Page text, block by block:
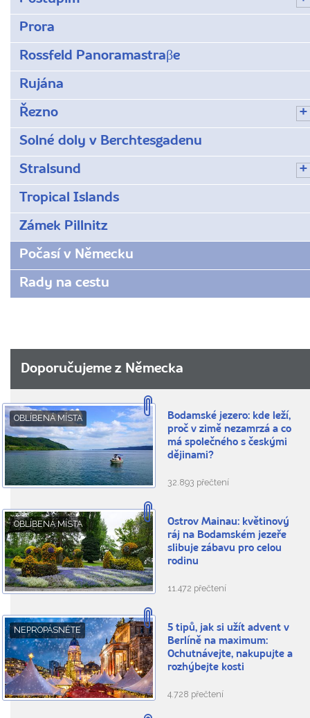
Prora
Rossfeld Panoramastraβe
Rujána
Řezno
Solné doly v Berchtesgadenu
Stralsund
Tropical Islands
Zámek Pillnitz
Počasí v Německu
Rady na cestu
Doporučujeme z Německa
OBLÍBENÁ MÍSTA
Bodamské jezero: kde leží,
proč v zimě nezamrzá a co
má společného s českými
dějinami?
32.893 přečtení
OBLÍBENÁ MÍSTA
Ostrov Mainau: květinový
ráj na Bodamském jezeře
slibuje zábavu pro celou
rodinu
11.472 přečtení
NEPROPÁSNĚTE
5 tipů, jak si užít advent v
Berlíně na maximum:
Ochutnávejte, nakupujte a
rozhýbejte kosti
4.728 přečtení